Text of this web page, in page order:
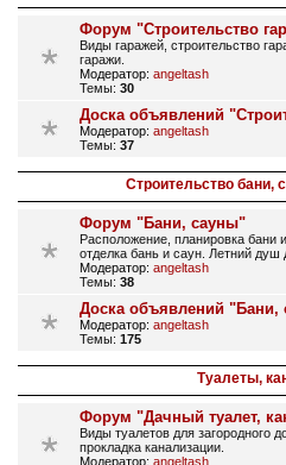
Форум "Строительство
Виды гаражей, строительство
гаражи.
Модератор: angeltash
Темы: 30
Доска объявлений
Модератор: angeltash
Темы: 37
Строительство бани,
Форум "Бани, сауны"
Расположение, планировка бани
отделка бань и саун. Летний душ
Модератор: angeltash
Темы: 38
Доска объявлений "Бани,
Модератор: angeltash
Темы: 175
Туалеты,
Форум "Дачный туалет,
Виды туалетов для загородного
прокладка канализации.
Модератор: angeltash